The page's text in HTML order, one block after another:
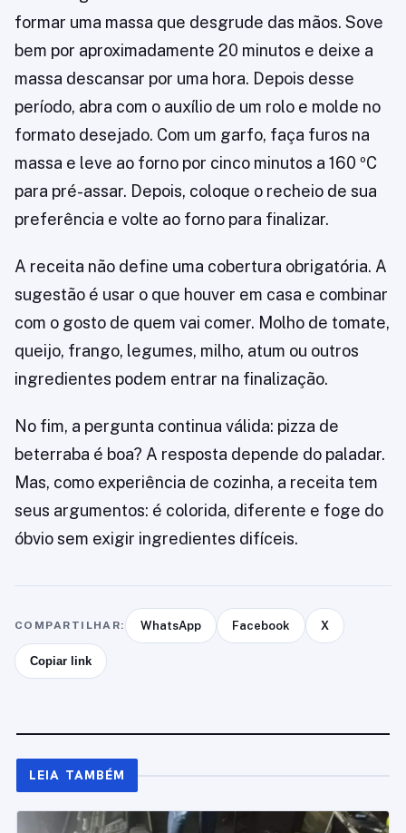
formar uma massa que desgrude das mãos. Sove
bem por aproximadamente 20 minutos e deixe a
massa descansar por uma hora. Depois desse
período, abra com o auxílio de um rolo e molde no
formato desejado. Com um garfo, faça furos na
massa e leve ao forno por cinco minutos a 160 ºC
para pré-assar. Depois, coloque o recheio de sua
preferência e volte ao forno para finalizar.
A receita não define uma cobertura obrigatória. A
sugestão é usar o que houver em casa e combinar
com o gosto de quem vai comer. Molho de tomate,
queijo, frango, legumes, milho, atum ou outros
ingredientes podem entrar na finalização.
No fim, a pergunta continua válida: pizza de
beterraba é boa? A resposta depende do paladar.
Mas, como experiência de cozinha, a receita tem
seus argumentos: é colorida, diferente e foge do
óbvio sem exigir ingredientes difíceis.
COMPARTILHAR: WhatsApp Facebook X
Copiar link
LEIA TAMBÉM